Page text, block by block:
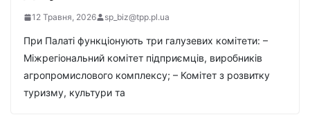
12 Травня, 2026 sp_biz@tpp.pl.ua
При Палаті функціонують три галузевих комітети: –
Міжрегіональний комітет підприємців, виробників
агропромислового комплексу; – Комітет з розвитку
туризму, культури та